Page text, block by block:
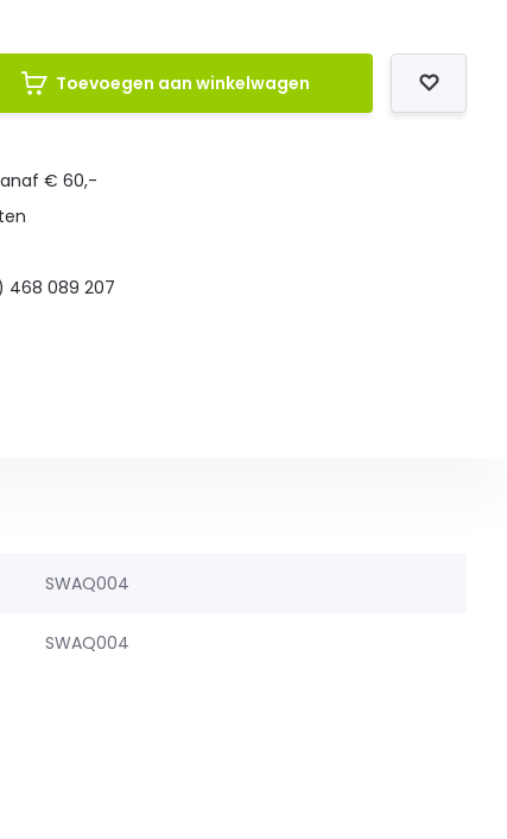
Toevoegen aan winkelwagen
€ 60,-
468 089 207
SWAQ004
SWAQ004